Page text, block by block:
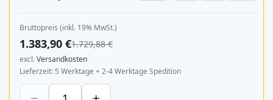
Bruttopreis (inkl. 19% MwSt.)
1.383,90 €1.729,88 €
excl.Versandkosten
Lieferzeit 5 Werktage + 2-4 Werktage Spedition